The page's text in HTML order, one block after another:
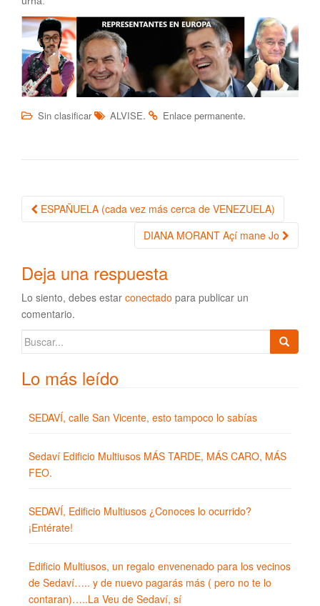
Sin clasificar ALVISE. Enlace permanente.
Navegación de la entrada
ESPAÑUELA (cada vez más cerca de VENEZUELA)
DIANA MORANT Açí mane Jo
Deja una respuesta
Lo siento, debes estar conectado para publicar un
comentario.
Buscar:
Lo más leído
SEDAVÍ, calle San Vicente, esto tampoco lo sabías
Sedaví Edificio Multiusos MÁS TARDE, MÁS CARO, MÁS
FEO.
SEDAVÍ, Edificio Multiusos ¿Conoces lo ocurrido?
¡Entérate!
Edificio Multiusos, un regalo envenenado para los vecinos
de Sedaví….. y de nuevo pagarás más ( pero no te lo
contaran)…..La Veu de Sedaví, sí